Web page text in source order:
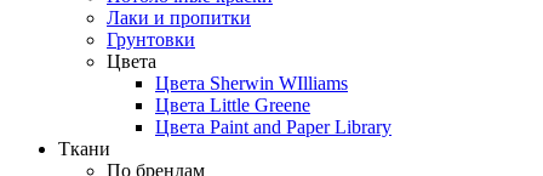
Лаки и пропитки
Грунтовки
Цвета
Цвета Sherwin WIlliams
Цвета Little Greene
Цвета Paint and Paper Library
Ткани
По брендам